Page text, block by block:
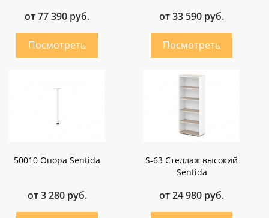
от 77 390 руб. от 33 590 руб.
50010 Опора Sentida
от 3 280 руб.
S-63 Стеллаж высокий
Sentida
от 24 980 руб.